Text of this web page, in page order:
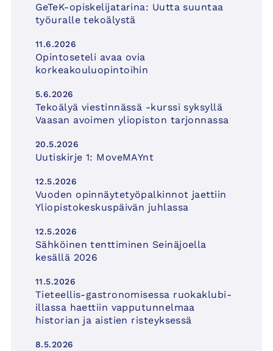
GeTeK-opiskelijatarina: Uutta suuntaa
työuralle tekoälystä
11.6.2026
Opintoseteli avaa ovia
korkeakouluopintoihin
5.6.2026
Tekoälyä viestinnässä -kurssi syksyllä
Vaasan avoimen yliopiston tarjonnassa
20.5.2026
Uutiskirje 1: MoveMAYnt
12.5.2026
Vuoden opinnäytetyöpalkinnot jaettiin
Yliopistokeskuspäivän juhlassa
12.5.2026
Sähköinen tenttiminen Seinäjoella
kesällä 2026
11.5.2026
Tieteellis-gastronomisessa ruokaklubi-
illassa haettiin vapputunnelmaa
historian ja aistien risteyksessä
8.5.2026